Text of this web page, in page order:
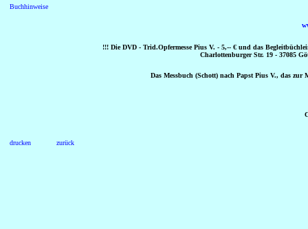
Buchhinweise
!!! Die DVD - Trid.Opfermesse Pius V. - 5,-- € und das
Charlottenburger Str. 19 - 37085
Das Messbuch (Schott) nach Papst Pius V., das
drucken zurück